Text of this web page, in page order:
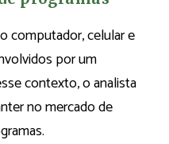
computador, celular e
por um
contexto, o analista
no mercado de